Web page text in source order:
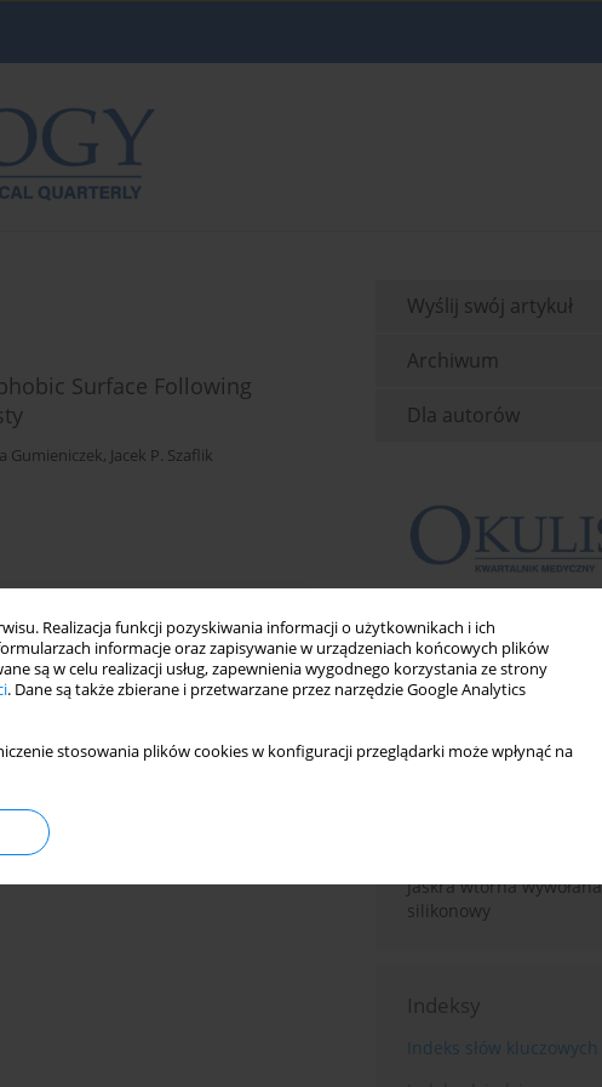
Realizacja funkcji pozyskiwania informacji o użytkownikach i ich
informacje oraz zapisywanie w urządzeniach końcowych plików
są w celu realizacji usług, zapewnienia wygodnego korzystania ze strony
. Dane są także zbierane i przetwarzane przez narzędzie Google Analytics
stosowania plików cookies w konfiguracji przeglądarki może wpłynąć na
Surface Following
Gumieniczek, Jacek P. Szaflik
in Confocal
Wyślij swój artykuł
Archiwum
Dla autorów
Najczęściej czytane
Miesiąc
Rok
Treatment of retinal
current state of
Kwas alfa-liponowy w
Jaskra wtórna
silikonowy
Indeksy
Indeks słów kluczowych